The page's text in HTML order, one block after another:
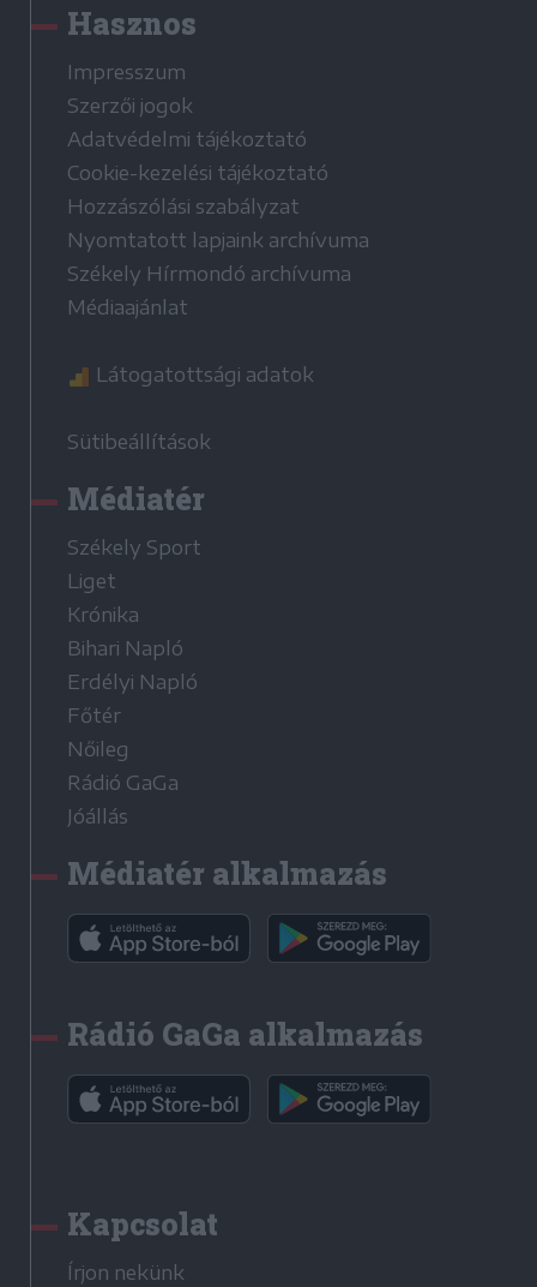
Hasznos
Impresszum
Szerzői jogok
Adatvédelmi tájékoztató
Cookie-kezelési tájékoztató
Hozzászólási szabályzat
Nyomtatott lapjaink archívuma
Székely Hírmondó archívuma
Médiaajánlat
Látogatottsági adatok
Sütibeállítások
Médiatér
Székely Sport
Liget
Krónika
Bihari Napló
Erdélyi Napló
Főtér
Nőileg
Rádió GaGa
Jóállás
Médiatér alkalmazás
Rádió GaGa alkalmazás
Kapcsolat
Írjon nekünk